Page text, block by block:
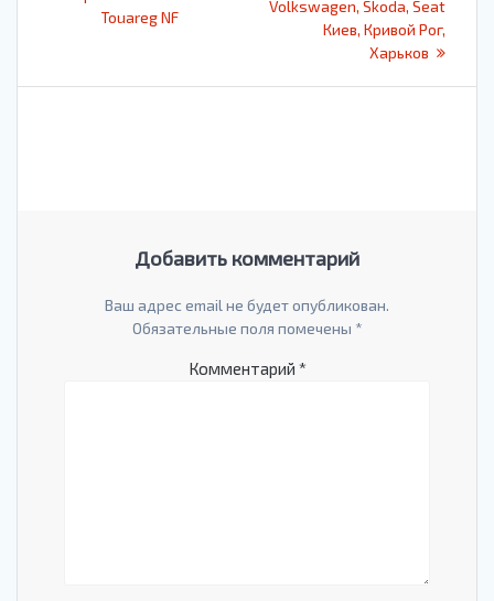
Touareg NF
Volkswagen, Skoda, Seat
Киев, Кривой Рог,
Харьков
Добавить комментарий
Ваш адрес email не будет опубликован.
Обязательные поля помечены *
Комментарий *